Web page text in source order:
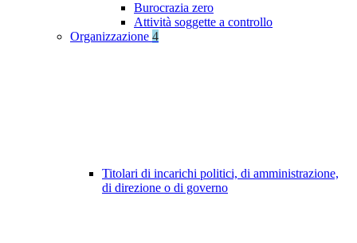
Burocrazia zero
Attività soggette a controllo
Organizzazione 4
Titolari di incarichi politici, di amministrazione,
di direzione o di governo